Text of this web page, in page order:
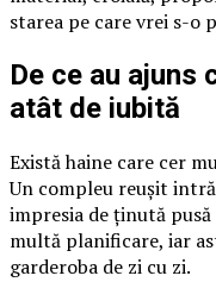
starea pe care vrei s-o
De ce au ajuns
atât de iubită
Există haine care cer
Un compleu reușit
impresia de ținută
multă planificare, iar
garderoba de zi cu zi.